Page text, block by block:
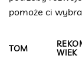
pomoże ci
TOM
WIEK